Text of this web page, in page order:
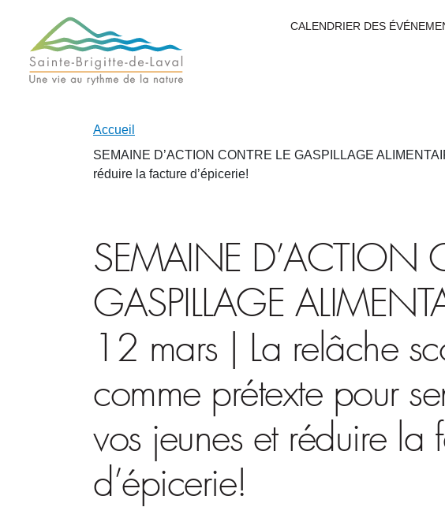
CALENDRIER DES
Accueil
SEMAINE D’ACTION CONTRE LE GASPILLAGE
réduire la facture d’épicerie!
SEMAINE D’ACTION
GASPILLAGE
12 mars | La relâche
comme prétexte pour
vos jeunes et réduire la
d’épicerie!